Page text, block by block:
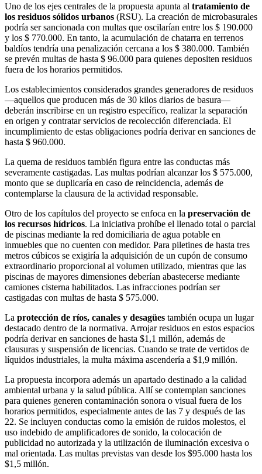
Uno de los ejes centrales de la propuesta apunta al tratamiento de
los residuos sólidos urbanos (RSU). La creación de microbasurales
podría ser sancionada con multas que oscilarían entre los $ 190.000
y los $ 770.000. En tanto, la acumulación de chatarra en terrenos
baldíos tendría una penalización cercana a los $ 380.000. También
se prevén multas de hasta $ 96.000 para quienes depositen residuos
fuera de los horarios permitidos.
Los establecimientos considerados grandes generadores de residuos
—aquellos que producen más de 30 kilos diarios de basura—
deberán inscribirse en un registro específico, realizar la separación
en origen y contratar servicios de recolección diferenciada. El
incumplimiento de estas obligaciones podría derivar en sanciones de
hasta $ 960.000.
La quema de residuos también figura entre las conductas más
severamente castigadas. Las multas podrían alcanzar los $ 575.000,
monto que se duplicaría en caso de reincidencia, además de
contemplarse la clausura de la actividad responsable.
Otro de los capítulos del proyecto se enfoca en la preservación de
los recursos hídricos. La iniciativa prohíbe el llenado total o parcial
de piscinas mediante la red domiciliaria de agua potable en
inmuebles que no cuenten con medidor. Para piletines de hasta tres
metros cúbicos se exigiría la adquisición de un cupón de consumo
extraordinario proporcional al volumen utilizado, mientras que las
piscinas de mayores dimensiones deberían abastecerse mediante
camiones cisterna habilitados. Las infracciones podrían ser
castigadas con multas de hasta $ 575.000.
La protección de ríos, canales y desagües también ocupa un lugar
destacado dentro de la normativa. Arrojar residuos en estos espacios
podría derivar en sanciones de hasta $1,1 millón, además de
clausuras y suspensión de licencias. Cuando se trate de vertidos de
líquidos industriales, la multa máxima ascendería a $1,9 millón.
La propuesta incorpora además un apartado destinado a la calidad
ambiental urbana y la salud pública. Allí se contemplan sanciones
para quienes generen contaminación sonora o visual fuera de los
horarios permitidos, especialmente antes de las 7 y después de las
22. Se incluyen conductas como la emisión de ruidos molestos, el
uso indebido de amplificadores de sonido, la colocación de
publicidad no autorizada y la utilización de iluminación excesiva o
mal orientada. Las multas previstas van desde los $95.000 hasta los
$1,5 millón.